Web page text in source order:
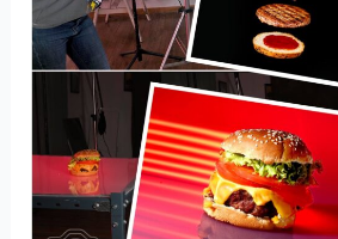
y
liderazgo
profesional